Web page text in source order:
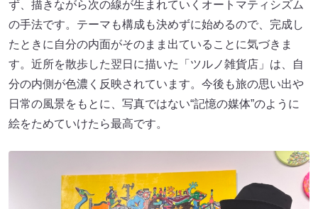
ず、描きながら次の線が生まれていくオートマティシズム
の手法です。テーマも構成も決めずに始めるので、完成し
たときに自分の内面がそのまま出ていることに気づきま
す。近所を散歩した翌日に描いた「ツルノ雑貨店」は、自
分の内側が色濃く反映されています。今後も旅の思い出や
日常の風景をもとに、写真ではない“記憶の媒体”のように
絵をためていけたら最高です。